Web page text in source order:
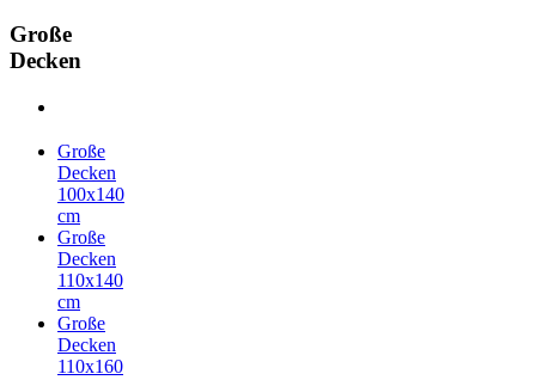
Große
Decken
Große
Decken
100x140
cm
Große
Decken
110x140
cm
Große
Decken
110x160